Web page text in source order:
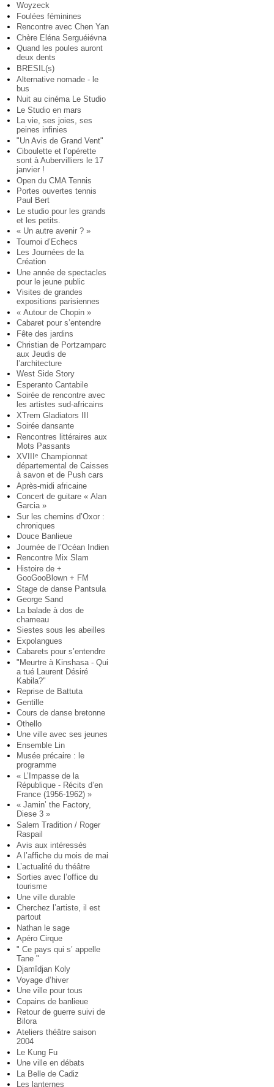
Woyzeck
Foulées féminines
Rencontre avec Chen Yan
Chère Eléna Serguéiévna
Quand les poules auront
deux dents
BRESIL(s)
Alternative nomade - le
bus
Nuit au cinéma Le Studio
Le Studio en mars
La vie, ses joies, ses
peines infinies
"Un Avis de Grand Vent"
Ciboulette et l’opérette
sont à Aubervilliers le 17
janvier !
Open du CMA Tennis
Portes ouvertes tennis
Paul Bert
Le studio pour les grands
et les petits.
« Un autre avenir ? »
Tournoi d’Echecs
Les Journées de la
Création
Une année de spectacles
pour le jeune public
Visites de grandes
expositions parisiennes
« Autour de Chopin »
Cabaret pour s’entendre
Fête des jardins
Christian de Portzamparc
aux Jeudis de
l’architecture
West Side Story
Esperanto Cantabile
Soirée de rencontre avec
les artistes sud-africains
XTrem Gladiators III
Soirée dansante
Rencontres littéraires aux
Mots Passants
XVIII
e Championnat
départemental de Caisses
à savon et de Push cars
Après-midi africaine
Concert de guitare « Alan
Garcia »
Sur les chemins d’Oxor :
chroniques
Douce Banlieue
Journée de l’Océan Indien
Rencontre Mix Slam
Histoire de +
GooGooBlown + FM
Stage de danse Pantsula
George Sand
La balade à dos de
chameau
Siestes sous les abeilles
Expolangues
Cabarets pour s’entendre
"Meurtre à Kinshasa - Qui
a tué Laurent Désiré
Kabila?"
Reprise de Battuta
Gentille
Cours de danse bretonne
Othello
Une ville avec ses jeunes
Ensemble Lin
Musée précaire : le
programme
« L’Impasse de la
République - Récits d’en
France (1956-1962) »
« Jamin’ the Factory,
Diese 3 »
Salem Tradition / Roger
Raspail
Avis aux intéressés
A l’affiche du mois de mai
L’actualité du théâtre
Sorties avec l’office du
tourisme
Une ville durable
Cherchez l’artiste, il est
partout
Nathan le sage
Apéro Cirque
" Ce pays qui s’ appelle
Tane "
Djamîdjan Koly
Voyage d’hiver
Une ville pour tous
Copains de banlieue
Retour de guerre suivi de
Bilora
Ateliers théâtre saison
2004
Le Kung Fu
Une ville en débats
La Belle de Cadiz
Les lanternes